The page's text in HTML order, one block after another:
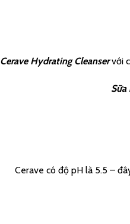
Cerave Hydrating Cleanservới
Sữa
Cerave có độ pH là 5.5 –